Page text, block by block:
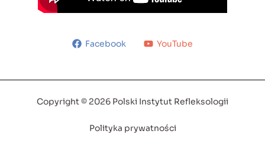
Facebook YouTube
Copyright © 2026 Polski Instytut Refleksologii
Polityka prywatności